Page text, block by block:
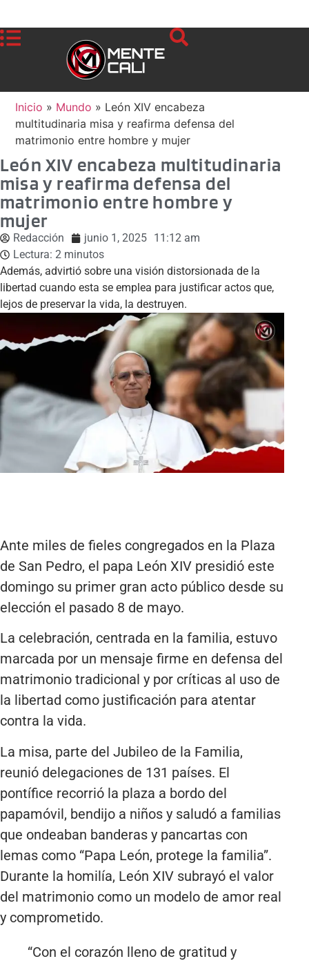
Inicio » Mundo » León XIV encabeza
multitudinaria misa y reafirma defensa del
matrimonio entre hombre y mujer
León XIV encabeza multitudinaria
misa y reafirma defensa del
matrimonio entre hombre y
mujer
Redacción junio 1, 2025 11:12 am
Lectura: 2 minutos
Además, advirtió sobre una visión distorsionada de la
libertad cuando esta se emplea para justificar actos que,
lejos de preservar la vida, la destruyen.
Ante miles de fieles congregados en la Plaza
de San Pedro, el papa León XIV presidió este
domingo su primer gran acto público desde su
elección el pasado 8 de mayo.
La celebración, centrada en la familia, estuvo
marcada por un mensaje firme en defensa del
matrimonio tradicional y por críticas al uso de
la libertad como justificación para atentar
contra la vida.
La misa, parte del Jubileo de la Familia,
reunió delegaciones de 131 países. El
pontífice recorrió la plaza a bordo del
papamóvil, bendijo a niños y saludó a familias
que ondeaban banderas y pancartas con
lemas como “Papa León, protege la familia”.
Durante la homilía, León XIV subrayó el valor
del matrimonio como un modelo de amor real
y comprometido.
“Con el corazón lleno de gratitud y